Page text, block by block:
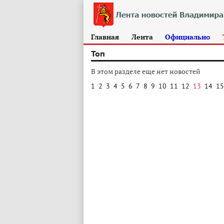
Главная Лента Официально
Топ
В этом разделе еще нет новостей
1 2 3 4 5 6 7 8 9 10 11 12 13 14 15